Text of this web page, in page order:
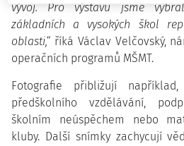
vývoj. Pro výstavu jsme
základních a vysokých škol
oblasti,“ říká Václav Velčovský,
operačních programů MŠMT.
Fotografie přibližují
předškolního vzdělávání,
školním neúspěchem nebo
kluby. Další snímky zachycují